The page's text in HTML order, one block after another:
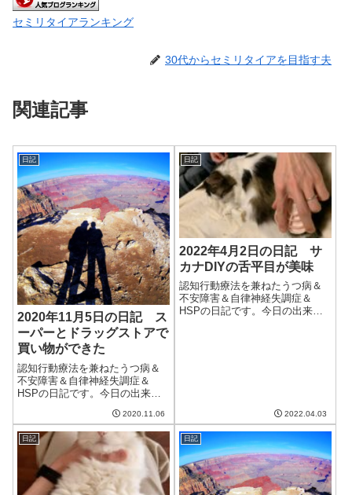
セミリタイアランキング
30代からセミリタイアを目指す夫
関連記事
日記
2020年11月5日の日記 ス
ーパーとドラッグストアで
買い物ができた
認知行動療法を兼ねたうつ病＆
不安障害＆自律神経失調症＆
HSPの日記です。今日の出来事
一日だった。だいぶ朝晩の気温
は下がってきたものの、日中は
相変わらず暖かい。体調もこん
な調子でよくなってくれるとい
いのだけど。午前...
2020.11.06
日記
2022年4月2日の日記 サ
カナDIYの舌平目が美味
認知行動療法を兼ねたうつ病＆
不安障害＆自律神経失調症＆
HSPの日記です。今日の出来事
2022.04.03
日記 日記